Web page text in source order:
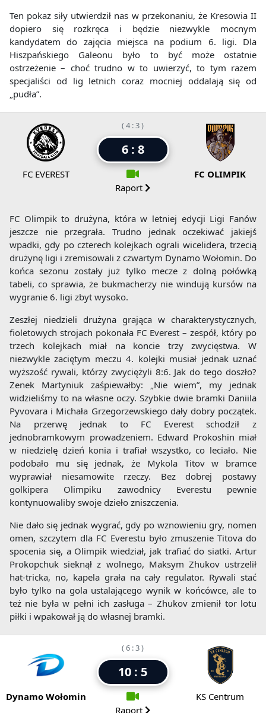
Ten pokaz siły utwierdził nas w przekonaniu, że Kresowia II
dopiero się rozkręca i będzie niezwykle mocnym
kandydatem do zajęcia miejsca na podium 6. ligi. Dla
Hiszpańskiego Galeonu było to być może ostatnie
ostrzeżenie – choć trudno w to uwierzyć, to tym razem
specjaliści od lig letnich coraz mocniej oddalają się od
„pudła”.
FC EVEREST
( 4 : 3 )
6 : 8
Raport
FC OLIMPIK
FC Olimpik to drużyna, która w letniej edycji Ligi Fanów
jeszcze nie przegrała. Trudno jednak oczekiwać jakiejś
wpadki, gdy po czterech kolejkach ograli wicelidera, trzecią
drużynę ligi i zremisowali z czwartym Dynamo Wołomin. Do
końca sezonu zostały już tylko mecze z dolną połówką
tabeli, co sprawia, że bukmacherzy nie windują kursów na
wygranie 6. ligi zbyt wysoko.
Zeszłej niedzieli drużyna grająca w charakterystycznych,
fioletowych strojach pokonała FC Everest – zespół, który po
trzech kolejkach miał na koncie trzy zwycięstwa. W
niezwykle zaciętym meczu 4. kolejki musiał jednak uznać
wyższość rywali, którzy zwyciężyli 8:6. Jak do tego doszło?
Zenek Martyniuk zaśpiewałby: „Nie wiem”, my jednak
widzieliśmy to na własne oczy. Szybkie dwie bramki Daniila
Pyvovara i Michała Grzegorzewskiego dały dobry początek.
Na przerwę jednak to FC Everest schodził z
jednobramkowym prowadzeniem. Edward Prokoshin miał
w niedzielę dzień konia i trafiał wszystko, co leciało. Nie
podobało mu się jednak, że Mykola Titov w bramce
wyprawiał niesamowite rzeczy. Bez dobrej postawy
golkipera Olimpiku zawodnicy Everestu pewnie
kontynuowaliby swoje dzieło zniszczenia.
Nie dało się jednak wygrać, gdy po wznowieniu gry, nomen
omen, szczytem dla FC Everestu było zmuszenie Titova do
spocenia się, a Olimpik wiedział, jak trafiać do siatki. Artur
Prokopchuk sieknął z wolnego, Maksym Zhukov ustrzelił
hat-tricka, no, kapela grała na cały regulator. Rywali stać
było tylko na gola ustalającego wynik w końcówce, ale to
też nie była w pełni ich zasługa – Zhukov zmienił tor lotu
piłki i wpakował ją do własnej bramki.
Dynamo Wołomin
( 6 : 3 )
10 : 5
Raport
KS Centrum